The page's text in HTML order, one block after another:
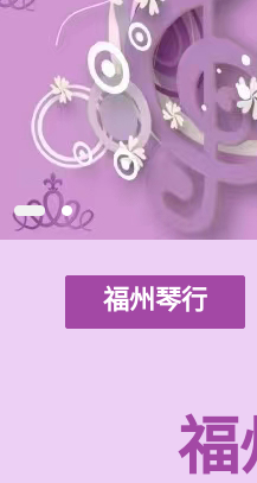
福州琴行
福